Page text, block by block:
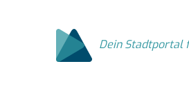
Dein Stadtportal